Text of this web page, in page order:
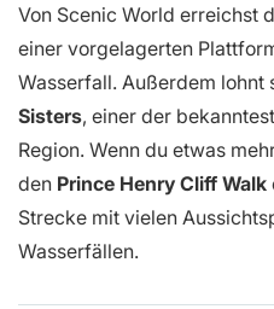
Von Scenic World erreichst
einer vorgelagerten
Wasserfall. Außerdem lohnt
Sisters, einer der
Region. Wenn du etwas
den Prince Henry Cliff Walk
Strecke mit vielen
Wasserfällen.